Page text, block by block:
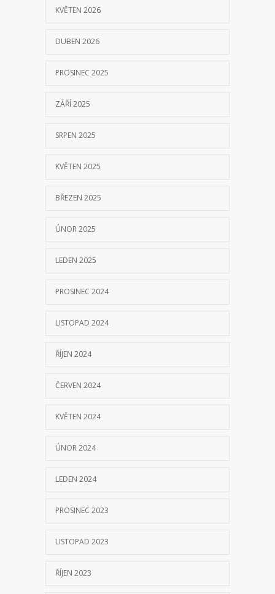
KVĚTEN 2026
DUBEN 2026
PROSINEC 2025
ZÁŘÍ 2025
SRPEN 2025
KVĚTEN 2025
BŘEZEN 2025
ÚNOR 2025
LEDEN 2025
PROSINEC 2024
LISTOPAD 2024
ŘÍJEN 2024
ČERVEN 2024
KVĚTEN 2024
ÚNOR 2024
LEDEN 2024
PROSINEC 2023
LISTOPAD 2023
ŘÍJEN 2023